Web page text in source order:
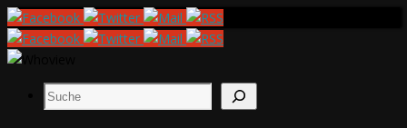
Zum
Inhalt
springen
Suchen